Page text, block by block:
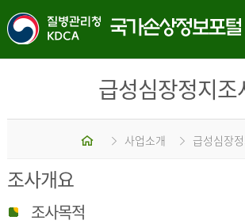
급성심장정지조
홈 사업소개 급성심장
조사개요
조사목적